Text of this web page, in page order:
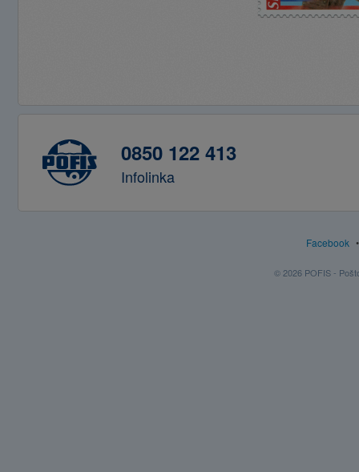
0850 122 413
Infolinka
Facebook
© 2026 POFIS -